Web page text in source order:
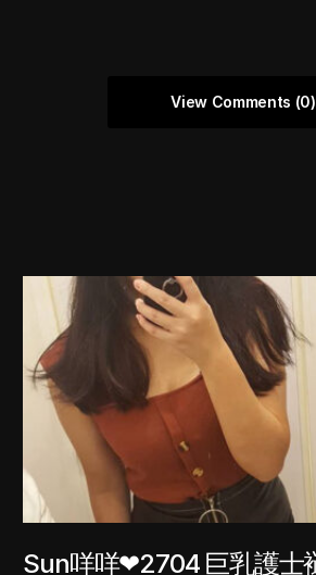
View Comments (0)
Sun咩咩❤2704 巨乳護士